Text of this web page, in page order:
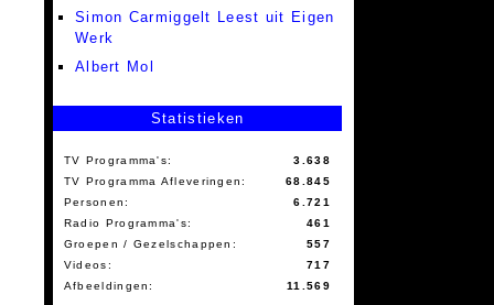
Simon Carmiggelt Leest uit Eigen
Werk
Albert Mol
Statistieken
TV Programma's:
3.638
TV Programma Afleveringen:
68.845
Personen:
6.721
Radio Programma's:
461
Groepen / Gezelschappen:
557
Videos:
717
Afbeeldingen:
11.569